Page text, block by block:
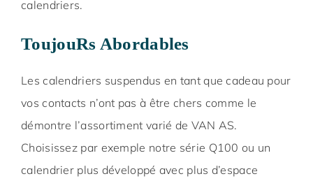
calendriers.
ToujouRs Abordables
Les calendriers suspendus en tant que cadeau pour
vos contacts n’ont pas à être chers comme le
démontre l’assortiment varié de VAN AS.
Choisissez par exemple notre série Q100 ou un
calendrier plus développé avec plus d’espace